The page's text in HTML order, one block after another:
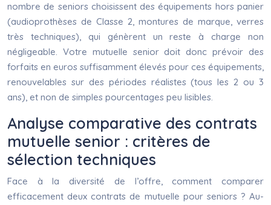
nombre de seniors choisissent des équipements hors panier
(audioprothèses de Classe 2, montures de marque, verres
très techniques), qui génèrent un reste à charge non
négligeable. Votre mutuelle senior doit donc prévoir des
forfaits en euros suffisamment élevés pour ces équipements,
renouvelables sur des périodes réalistes (tous les 2 ou 3
ans), et non de simples pourcentages peu lisibles.
Analyse comparative des contrats
mutuelle senior : critères de
sélection techniques
Face à la diversité de l’offre, comment comparer
efficacement deux contrats de mutuelle pour seniors ? Au-